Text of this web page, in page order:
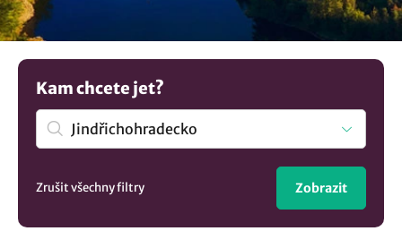
našich tipů a překonávejte svoje limity každý den.
Kam chcete jet?
Zrušit všechny filtry Zobrazit